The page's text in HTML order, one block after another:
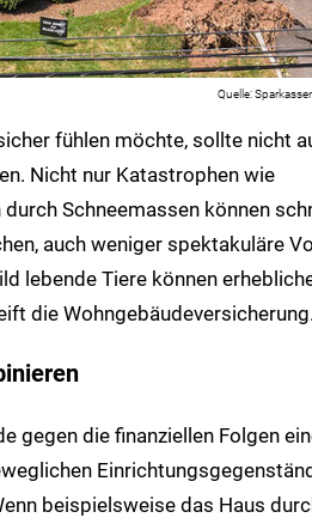
fühlen möchte, sollte nicht
Nicht nur Katastrophen wie
Schneemassen können
auch weniger spektakuläre
lebende Tiere können
die Wohngebäudeversicherung.
gegen die finanziellen Folgen
beispielsweise das Haus